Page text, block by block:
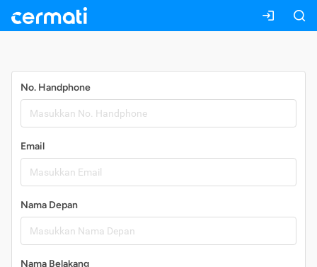
No. Handphone
Email
Nama Depan
Nama Belakang